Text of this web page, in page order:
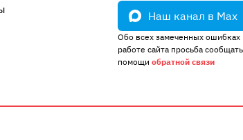
Наш канал в Max
Обо всех замеченных ошибках
работе сайта просьба
помощи обратной связи